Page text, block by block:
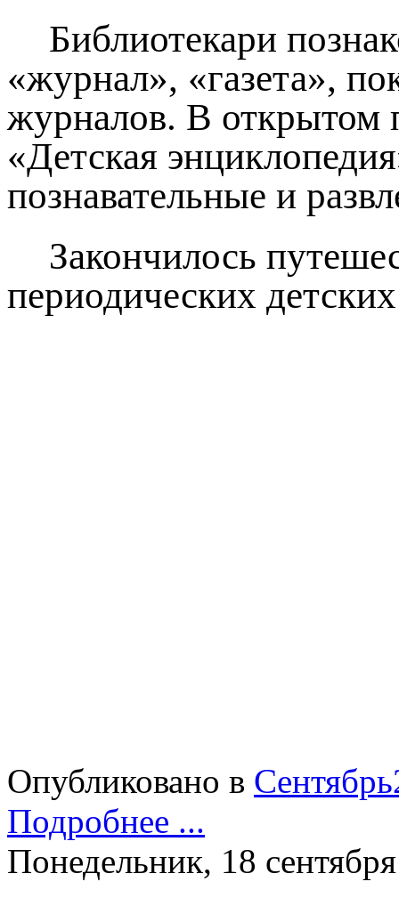
Библиотекари
«журнал», «газета»,
журналов. В открытом
«Детская
познавательные и
Закончилось
периодических
Опубликовано в
Подробнее ...
Понедельник, 18